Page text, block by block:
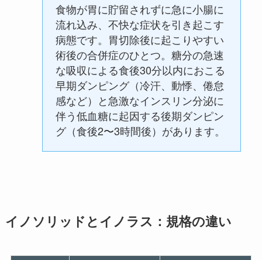
食物が胃に貯留されずに急に小腸に
流れ込み、不快な症状を引き起こす
病態です。胃切除後に起こりやすい
術後の合併症のひとつ。糖分の急速
な吸収による食後30分以内におこる
早期ダンピング（冷汗、動悸、倦怠
感など）と急激なインスリン分泌に
伴う低血糖に起因する後期ダンピン
グ（食後2〜3時間後）があります。
イノソリッドとイノラス：規格の違い